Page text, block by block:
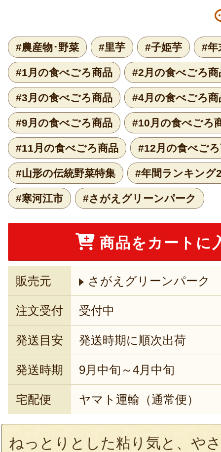
#農産物･野菜 #里芋 #子姫芋 #年
#1月の食べごろ商品 #2月の食べごろ商
#3月の食べごろ商品 #4月の食べごろ商
#9月の食べごろ商品 #10月の食べごろ
#11月の食べごろ商品 #12月の食べご
#山形の伝統野菜特集 #年間ランキング
#寒河江市 #さがえグリーンパーク
商品をカートに
販売元 さがえグリーンパーク
注文受付 受付中
発送目安 発送時期に順次出荷
発送時期 9月中旬～4月中旬
宅配便 ヤマト運輸（通常便）
ねっとりとした粘り気と、や